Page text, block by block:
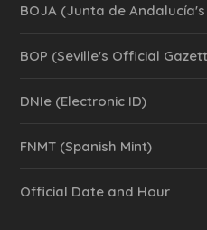
BOJA (Junta de
BOP (Seville's Official
DNIe (Electronic ID)
FNMT (Spanish Mint)
Official Date and Hour